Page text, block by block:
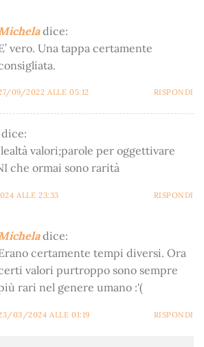
dice:
vero. Una tappa certamente
09/2022 ALLE 05:12 RISPONDI
dice:
valori;parole per oggettivare
che ormai sono rarità
ALLE 23:33 RISPONDI
dice:
certamente tempi diversi. Ora
valori purtroppo sono sempre
rari nel genere umano :'(
03/2024 ALLE 01:19 RISPONDI